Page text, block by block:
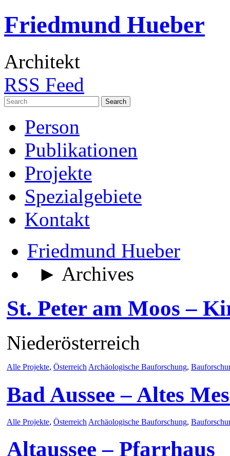
Friedmund Hueber
Architekt
RSS Feed
Search
for:
Person
Publikationen
Projekte
Spezialgebiete
Kontakt
Friedmund Hueber
► Archives
St. Peter am Moos –
Niederösterreich
Alle Projekte, Österreich Archäologische Bauforschung,
Bad Aussee – Altes
Alle Projekte, Österreich Archäologische Bauforschung,
Altaussee – Pfarrhaus